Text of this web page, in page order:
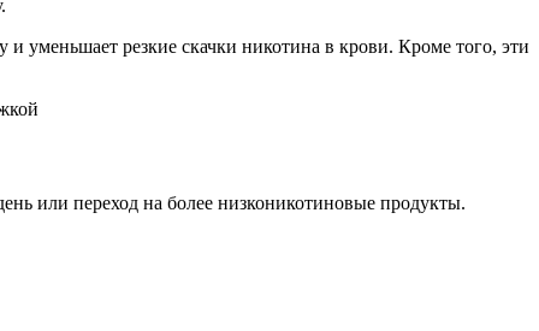
уменьшает резкие скачки никотина в крови. Кроме того, эти
или переход на более низконикотиновые продукты.